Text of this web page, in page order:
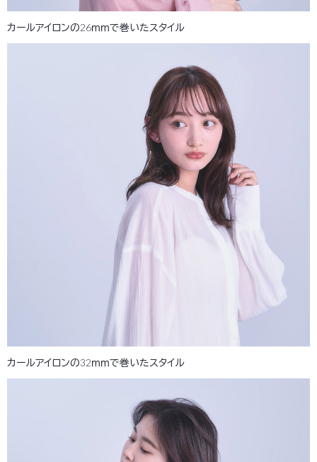
カールアイロンの26ｍｍで巻いたスタイル
カールアイロンの32ｍｍで巻いたスタイル